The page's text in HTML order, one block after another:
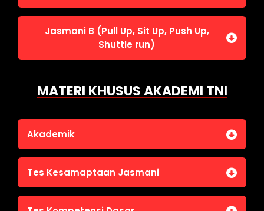
Tes Kecerdasan
Tes Kecermatan
Tes Kepribadian
Jasmani B (Pull Up, Sit Up, Push Up,
Shuttle run)
MATERI KHUSUS AKADEMI TNI
Akademik
Bahasa Indonesia
IPA
Tes Kesamaptaan Jasmani
Jasmani A (Lari 12 menit)